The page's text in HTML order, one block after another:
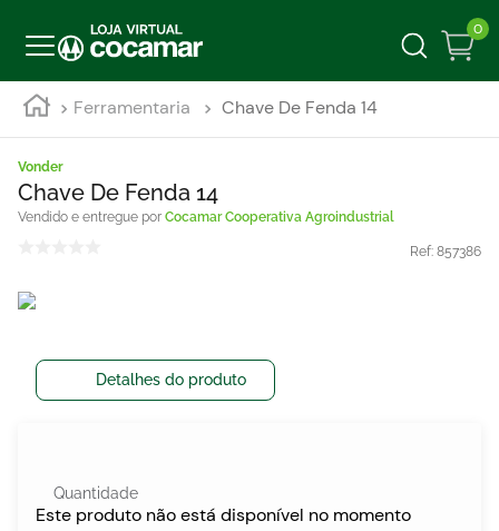
0
Ferramentaria Chave De Fenda 14
Vonder
Chave De Fenda 14
Cocamar Cooperativa Agroindustrial
Ref: 857386
Detalhes do produto
Quantidade
Este produto não está disponível no momento